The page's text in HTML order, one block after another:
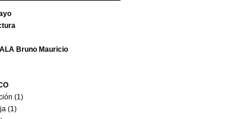
Bruno Mauricio
(1)
(1)